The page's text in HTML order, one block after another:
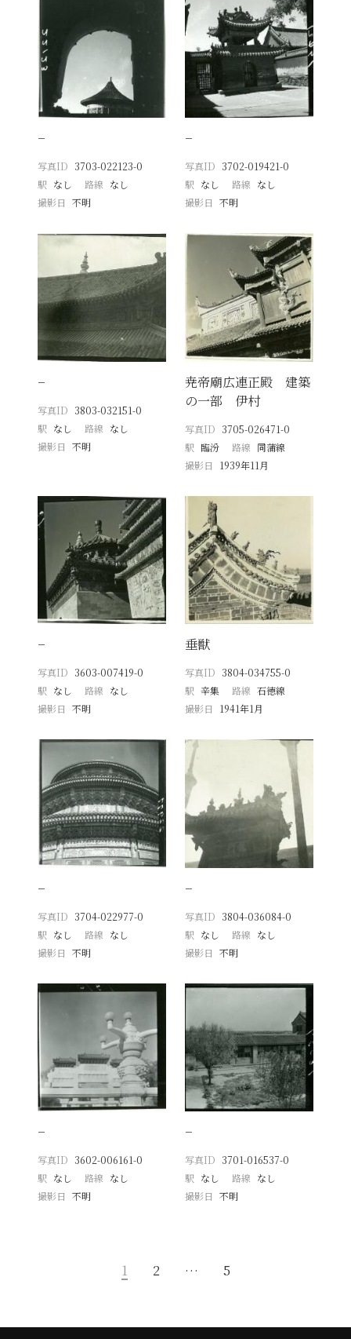
−
写真ID 3703-022123-0
駅 なし 路線 なし
撮影日
不明
−
写真ID 3702-019421-0
駅 なし 路線 なし
撮影日 不明
−
写真ID 3803-032151-0
駅 なし 路線 なし
撮影日
不明
尭帝廟広連正殿 建築
の一部 伊村
写真ID 3705-026471-0
駅 臨汾 路線 同蒲線
撮影日
1939年11月
−
写真ID 3603-007419-0
駅 なし 路線 なし
撮影日
不明
垂獣
写真ID 3804-034755-0
駅 辛集 路線 石徳線
撮影日
1941年1月
−
写真ID 3704-022977-0
駅 なし 路線 なし
撮影日
不明
−
写真ID 3804-036084-0
駅 なし 路線 なし
撮影日 不明
−
写真ID 3602-006161-0
駅 なし 路線 なし
撮影日
不明
−
写真ID 3701-016537-0
駅 なし 路線 なし
撮影日 不明
1 2 … 5